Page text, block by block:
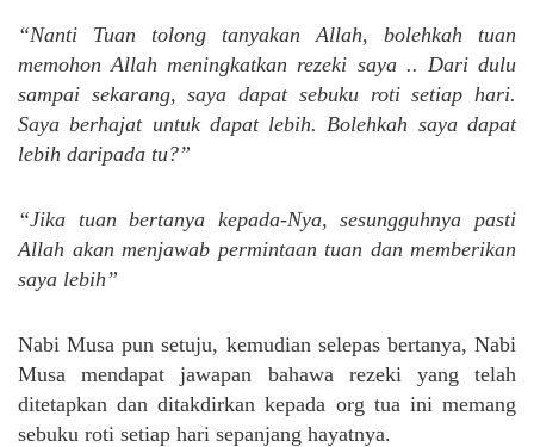
“Nanti Tuan tolong tanyakan Allah, bolehkah tuan
memohon Allah meningkatkan rezeki saya .. Dari dulu
sampai sekarang, saya dapat sebuku roti setiap hari.
Saya berhajat untuk dapat lebih. Bolehkah saya dapat
lebih daripada tu?”
“Jika tuan bertanya kepada-Nya, sesungguhnya pasti
Allah akan menjawab permintaan tuan dan memberikan
saya lebih”
Nabi Musa pun setuju, kemudian selepas bertanya, Nabi
Musa mendapat jawapan bahawa rezeki yang telah
ditetapkan dan ditakdirkan kepada org tua ini memang
sebuku roti setiap hari sepanjang hayatnya.